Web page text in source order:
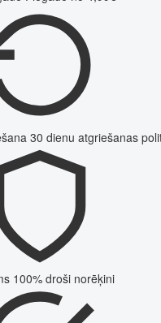
30 dienu atgriešanas
100% droši norēķini